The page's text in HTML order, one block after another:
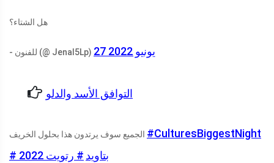
هل الشتاء؟
- للفنون (@ Jenal5Lp) 27 يونيو 2022
التوافق الأسد والدلو
#CulturesBiggestNight
# بتاويد # رتويت 2022